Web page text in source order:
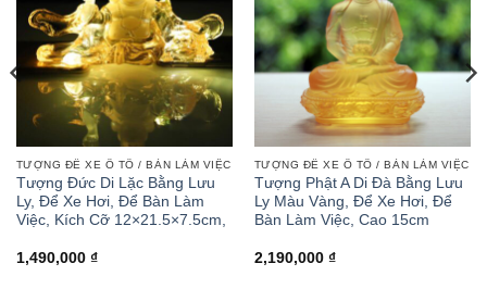
TƯỢNG ĐỂ XE Ô TÔ / BÀN LÀM VIỆC
Tượng Đức Di Lặc Bằng Lưu
Ly, Để Xe Hơi, Để Bàn Làm
Việc, Kích Cỡ 12×21.5×7.5cm,
1,490,000 ₫
TƯỢNG ĐỂ XE Ô TÔ / BÀN LÀM VIỆC
Tượng Phật A Di Đà Bằng Lưu
Ly Màu Vàng, Để Xe Hơi, Để
Bàn Làm Việc, Cao 15cm
2,190,000 ₫